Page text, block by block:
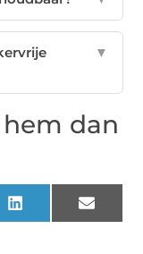
▼
dan
LinkedIn Email